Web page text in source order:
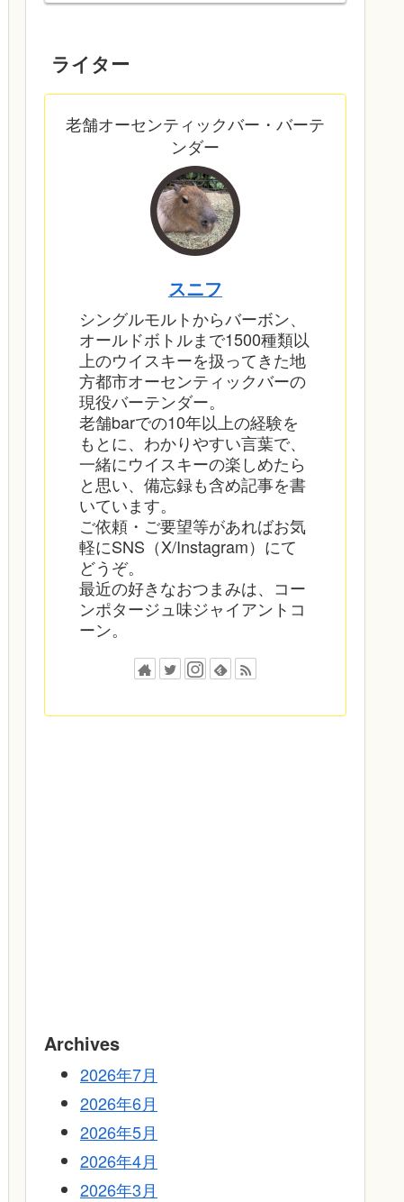
ライター
老舗オーセンティックバー・バーテ
ンダー
スニフ
シングルモルトからバーボン、
オールドボトルまで1500種類以
上のウイスキーを扱ってきた地
方都市オーセンティックバーの
現役バーテンダー。
老舗barでの10年以上の経験を
もとに、わかりやすい言葉で、
一緒にウイスキーの楽しめたら
と思い、備忘録も含め記事を書
いています。
ご依頼・ご要望等があればお気
軽にSNS（X/Instagram）にて
どうぞ。
最近の好きなおつまみは、コー
ンポタージュ味ジャイアントコ
ーン。
Archives
2026年7月
2026年6月
2026年5月
2026年4月
2026年3月